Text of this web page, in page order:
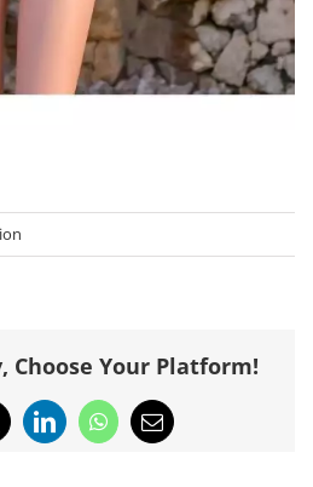
Choose Your Platform!
LinkedInWhatsApp
Email